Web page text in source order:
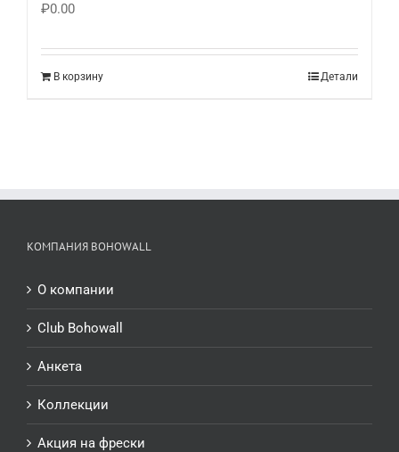
₽0.00
В корзину Детали
КОМПАНИЯ BOHOWALL
О компании
Club Bohowall
Анкета
Коллекции
Акция на фрески